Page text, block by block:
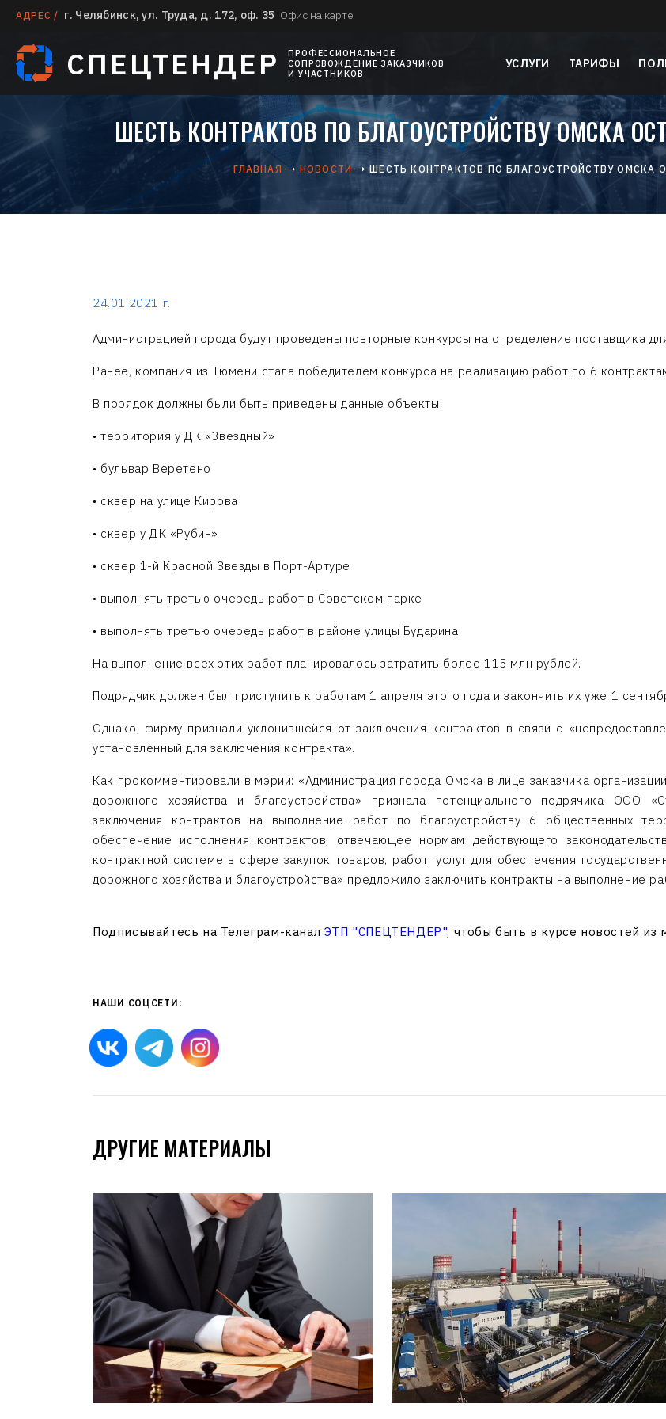
АДРЕС / г. Челябинск, ул. Труда, д. 172, оф. 35 Офис на карте
СПЕЦТЕНДЕР
ПРОФЕССИОНАЛЬНОЕ
СОПРОВОЖДЕНИЕ ЗАКАЗЧИКОВ
И УЧАСТНИКОВ
УСЛУГИ ТАРИФЫ
ШЕСТЬ КОНТРАКТОВ ПО БЛАГОУСТРОЙСТВУ ОМСКА
ГЛАВНАЯ НОВОСТИ ШЕСТЬ КОНТРАКТОВ ПО БЛАГОУСТРОЙСТВУ ОМСКА
24.01.2021 г.
Администрацией города будут проведены повторные конкурсы на определение поставщика
Ранее, компания из Тюмени стала победителем конкурса на реализацию работ по 6
В порядок должны были быть приведены данные объекты:
• территория у ДК «Звездный»
• бульвар Веретено
• сквер на улице Кирова
• сквер у ДК «Рубин»
• сквер 1-й Красной Звезды в Порт-Артуре
• выполнять третью очередь работ в Советском парке
• выполнять третью очередь работ в районе улицы Бударина
На выполнение всех этих работ планировалось затратить более 115 млн рублей.
Подрядчик должен был приступить к работам 1 апреля этого года и закончить их уже 1
Однако, фирму признали уклонившейся от заключения контрактов в связи с
установленный для заключения контракта».
Как прокомментировали в мэрии: «Администрация города Омска в лице заказчика
дорожного хозяйства и благоустройства» признала потенциального подрячика ООО
заключения контрактов на выполнение работ по благоустройству 6 общественных
обеспечение исполнения контрактов, отвечающее нормам действующего
контрактной системе в сфере закупок товаров, работ, услуг для обеспечения
дорожного хозяйства и благоустройства» предложило заключить контракты на выполнение
Подписывайтесь на Телеграм-канал ЭТП "СПЕЦТЕНДЕР", чтобы быть в курсе новостей из
НАШИ СОЦСЕТИ:
ДРУГИЕ МАТЕРИАЛЫ